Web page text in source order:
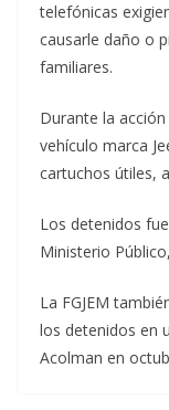
telefónicas
causarle daño o
familiares.
Durante la
vehículo marca
cartuchos útiles,
Los detenidos
Ministerio
La FGJEM
los detenidos en
Acolman en